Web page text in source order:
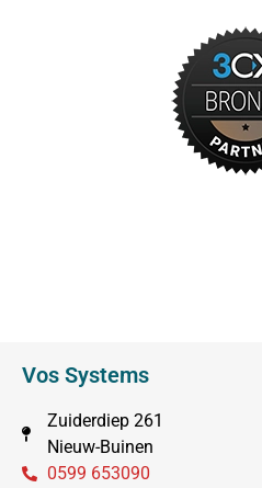
Vos Systems
Zuiderdiep 261
Nieuw-Buinen
0599 653090